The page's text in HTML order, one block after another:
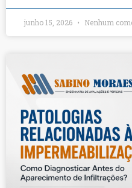
junho 15, 2026 Nenhum